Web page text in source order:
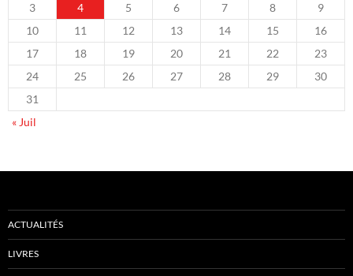
3
4 5 6 7 8
9
10
11 12 13 14 15
16
17
18 19 20 21 22
23
24
25 26 27 28 29
30
31
« Juil
ACTUALITÉS
LIVRES